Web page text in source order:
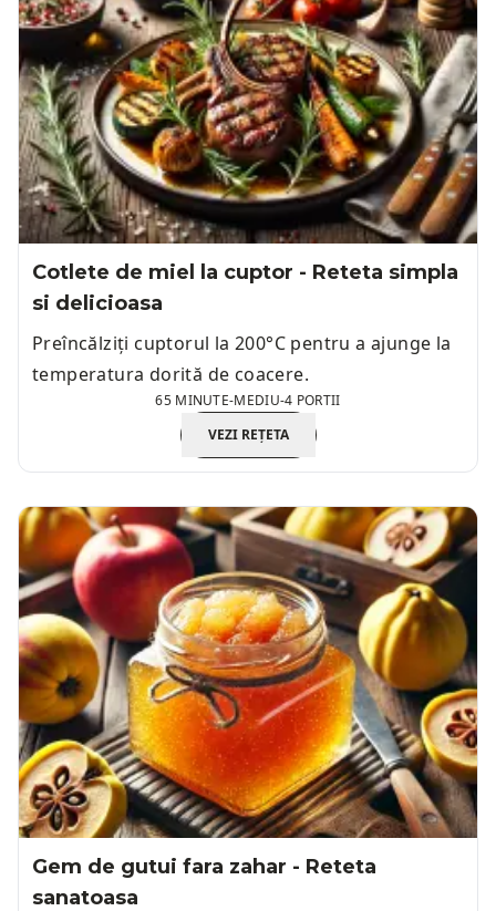
Cotlete de miel la cuptor - Reteta simpla
si delicioasa
Preîncălziți cuptorul la 200°C pentru a ajunge la
temperatura dorită de coacere.
65 MINUTE-MEDIU-4 PORTII
VEZI REȚETA
Gem de gutui fara zahar - Reteta
sanatoasa